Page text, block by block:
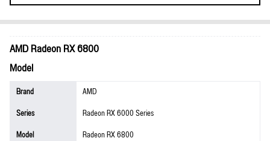
AMD Radeon RX 6800
Model
Brand
AMD
Series
Radeon RX 6000 Series
Model
Radeon RX 6800